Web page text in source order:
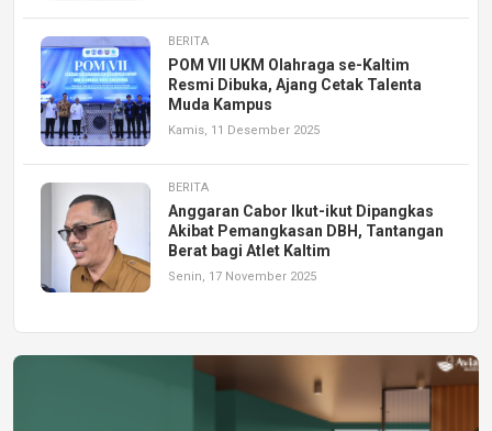
BERITA
POM VII UKM Olahraga se-Kaltim
Resmi Dibuka, Ajang Cetak Talenta
Muda Kampus
Kamis, 11 Desember 2025
BERITA
Anggaran Cabor Ikut-ikut Dipangkas
Akibat Pemangkasan DBH, Tantangan
Berat bagi Atlet Kaltim
Senin, 17 November 2025